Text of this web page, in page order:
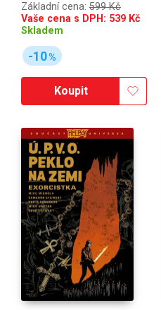
Základní cena: 599 Kč
Vaše cena s DPH: 539 Kč
Skladem
-10%
Koupit